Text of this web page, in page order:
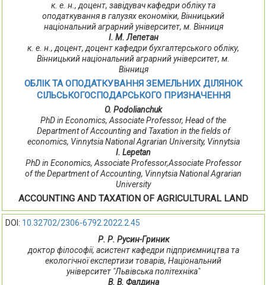
к. е. н., доцент, завідувач кафедри обліку та
оподаткування в галузях економіки, Вінницький
національний аграрний університет, м. Вінниця
І. М. Лепетан
к. е. н., доцент, доцент кафедри бухгалтерського обліку,
Вінницький національний аграрний університет, м.
Вінниця
ОБЛІК ТА ОПОДАТКУВАННЯ ЗЕМЕЛЬНИХ ДІЛЯНОК
СІЛЬСЬКОГОСПОДАРСЬКОГО ПРИЗНАЧЕННЯ
O. Podolianchuk
PhD in Economics, Associate Professor, Head of the
Department of Accounting and Taxation in the fields of
economics, Vinnytsia National Agrarian University, Vinnytsia
І. Lepetan
PhD in Economics, Associate Professor,Associate Professor
of the Department of Accounting, Vinnytsia National Agrarian
University
ACCOUNTING AND TAXATION OF AGRICULTURAL LAND
DOI: 10.32702/2306-6792.2022.2.45
Р. Р. Русин-Гриник
доктор філософії, асистент кафедри підприємництва та
екологічної експертизи товарів, Національний
університет "Львівська політехніка"
В. В. Фалдина